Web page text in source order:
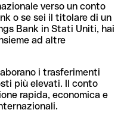
verso un conto
o se sei il titolare di un
Bank in Stati Uniti, hai
ad altre
i trasferimenti
più elevati. Il conto
rapida, economica e